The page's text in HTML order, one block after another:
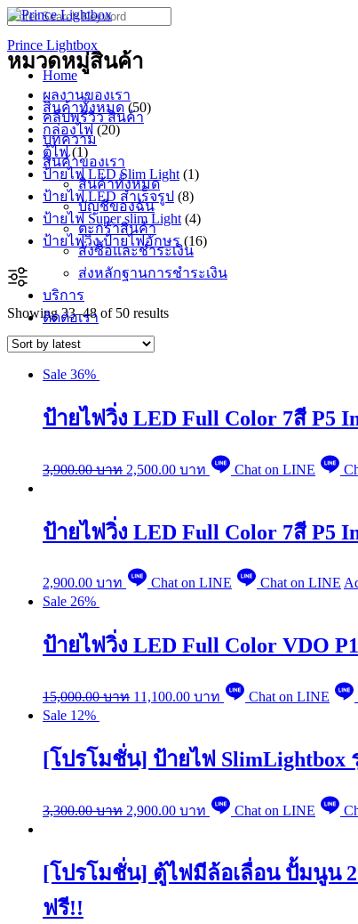
Skip
to
content
Prince Lightbox
Home
ผลงานของเรา
คลิปพรีวิว สินค้า
บทความ
สินค้าของเรา
สินค้าทั้งหมด
บัญชีของฉัน
ตะกร้าสินค้า
สั่งซื้อและชำระเงิน
ส่งหลักฐานการชำระเงิน
บริการ
ติดต่อเรา
Search
for:
หมวดหมู่สินค้า
สินค้าทั้งหมด 5050
products
กล่องไฟ 2020
products
ตู้ไฟ 11
product
ป้ายไฟ LED Slim Light 11
product
ป้ายไฟ LED สำเร็จรูป 88
products
ป้ายไฟ Super slim Light 44
products
ป้ายไฟวิ่ง ป้ายไฟอักษร 1616
products
Showing 33–48 of 50 results
Sale 36%
ป้ายไฟวิ่ง LED Full Color 7สี P5
3,900.00บาท 2,500.00 บาท Chat on LINE
ป้ายไฟวิ่ง LED Full Color 7สี P5
2,900.00 บาท Chat on LINE Chat on LINE
Sale 26%
ป้ายไฟวิ่ง LED Full Color VDO
15,000.00บาท 11,100.00 บาท Chat on LINE
Sale 12%
[โปรโมชั่น] ป้ายไฟ SlimLightbox
3,300.00บาท 2,900.00 บาท Chat on LINE
[โปรโมชั่น] ตู้ไฟมีล้อเลื่อน ปั้มนูน 2
ฟรี!!